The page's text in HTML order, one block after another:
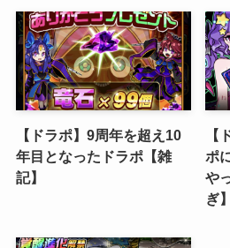
【ドラポ】9周年を超え10
年目となったドラポ【雑
記】
ポ
や
ぎ】